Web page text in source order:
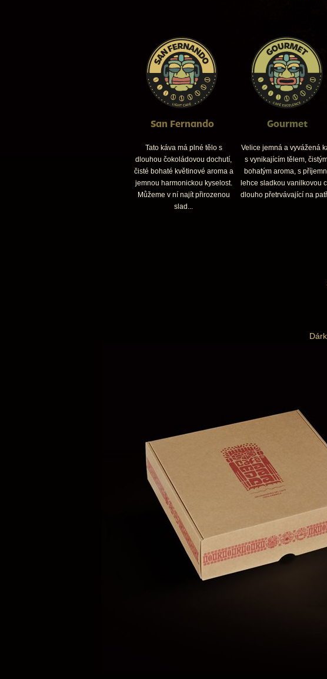
San Fernando Gourmet
Tato káva má plné tělo s
dlouhou čokoládovou dochutí,
čisté bohaté květinové aroma a
jemnou harmonickou kyselost.
Můžeme v ní najít přirozenou
slad...
Velice jemná a vyvážená
s vynikajícím tělem,
bohatým aroma, s
lehce sladkou vanilkovou
dlouho přetrvávající na